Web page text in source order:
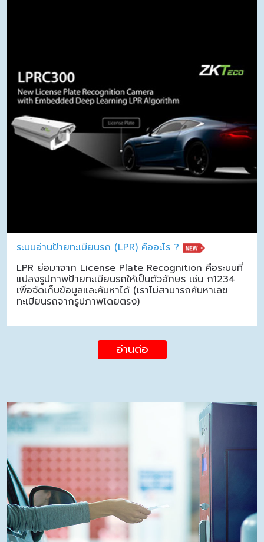
ระบบอ่านป้ายทะเบียนรถ (LPR) คืออะไร ?
LPR ย่อมาจาก License Plate Recognition คือระบบที่
แปลงรูปภาพป้ายทะเบียนรถให้เป็นตัวอักษร เช่น ก1234
เพื่อจัดเก็บข้อมูลและค้นหาได้ (เราไม่สามารถค้นหาเลข
ทะเบียนรถจากรูปภาพโดยตรง)
อ่านต่อ